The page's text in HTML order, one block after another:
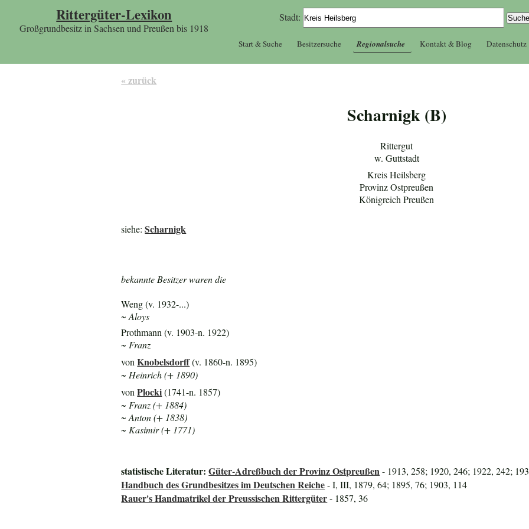
Rittergüter-Lexikon
Großgrundbesitz in Sachsen und Preußen bis 1918
Stadt:
Start & Suche Besitzersuche Regionalsuche Kontakt & Blog Datenschutz
« zurück
Scharnigk (B)
Rittergut
w. Guttstadt
Kreis Heilsberg
Provinz Ostpreußen
Königreich Preußen
siehe:Scharnigk
bekannte Besitzer waren die
Weng (v. 1932-...)
~ Aloys
Prothmann (v. 1903-n. 1922)
~ Franz
vonKnobelsdorff(v. 1860-n. 1895)
~ Heinrich (+ 1890)
vonPlocki(1741-n. 1857)
~ Franz (+ 1884)
~ Anton (+ 1838)
~ Kasimir (+ 1771)
statistische Literatur:Güter-Adreßbuch der Provinz Ostpreußen- 1913, 258; 1920, 246; 1922, 242;
Handbuch des Grundbesitzes im Deutschen Reiche- I, III, 1879, 64; 1895, 76; 1903, 114
Rauer's Handmatrikel der Preussischen Rittergüter- 1857, 36